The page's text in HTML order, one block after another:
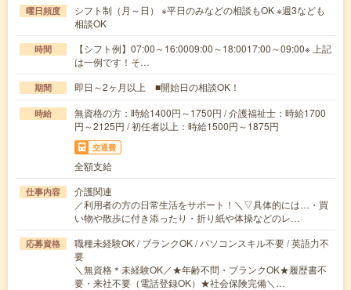
曜日頻度
シフト制（月～日） ※平日のみなどの相談もOK ※週3なども
相談OK
時間
【シフト例】07:00～16:0009:00～18:0017:00～09:00※ 上記
は一例です！そ…
期間 即日～2ヶ月以上 ■開始日の相談OK！
時給
無資格の方：時給1400円～1750円 / 介護福祉士：時給1700
円～2125円 / 初任者以上：時給1500円～1875円
交通費
全額支給
仕事内容
介護関連
／利用者の方の日常生活をサポート！＼▽具体的には…・買
い物や散歩に付き添ったり・折り紙や体操などのレ…
応募資格
職種未経験OK / ブランクOK / パソコンスキル不要 / 英語力不
要
＼無資格＊未経験OK／★年齢不問・ブランクOK★履歴書不
要・来社不要（電話登録OK）★社会保険完備＼…